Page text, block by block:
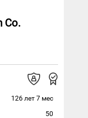
Co.
126 лет 7 мес
50